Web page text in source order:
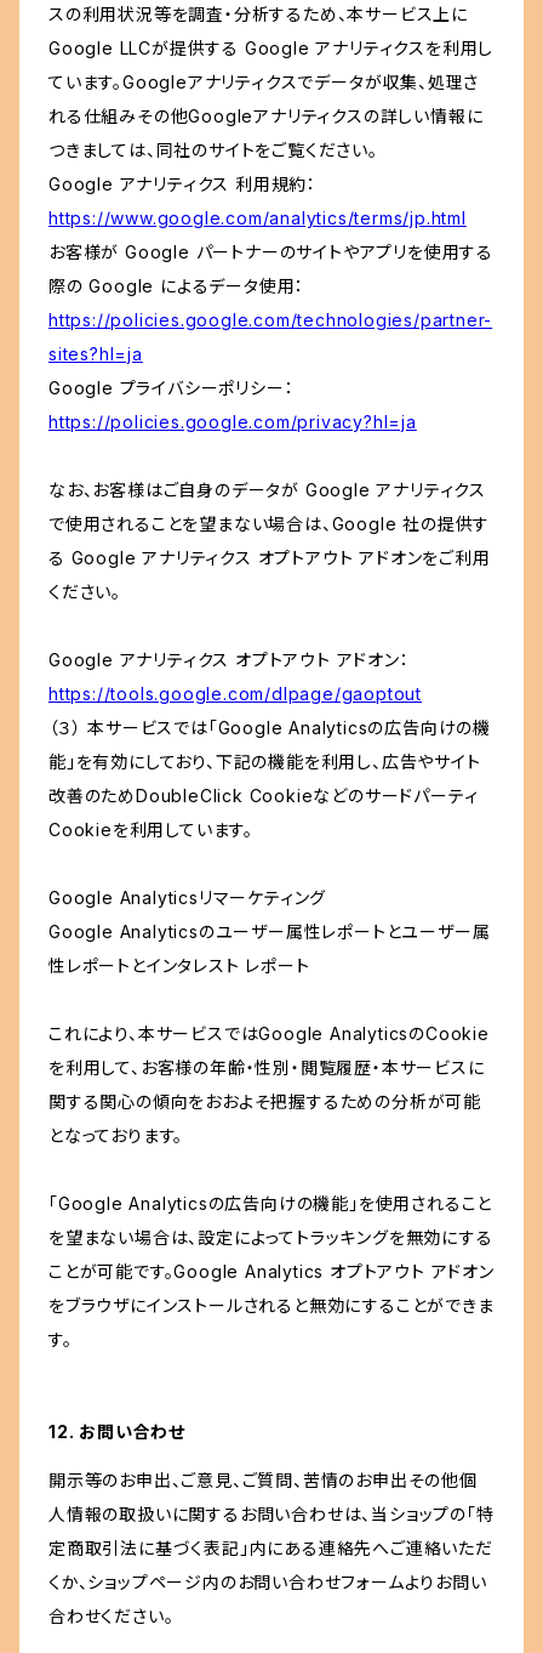
スの利用状況等を調査・分析するため、本サービス上に
Google LLCが提供する Google アナリティクスを利用し
ています。Googleアナリティクスでデータが収集、処理さ
れる仕組みその他Googleアナリティクスの詳しい情報に
つきましては、同社のサイトをご覧ください。
Google アナリティクス 利用規約：
https://www.google.com/analytics/terms/jp.html
お客様が Google パートナーのサイトやアプリを使用する
際の Google によるデータ使用：
https://policies.google.com/technologies/partner-
sites?hl=ja
Google プライバシーポリシー：
https://policies.google.com/privacy?hl=ja
なお、お客様はご自身のデータが Google アナリティクス
で使用されることを望まない場合は、Google 社の提供す
る Google アナリティクス オプトアウト アドオンをご利用
ください。
Google アナリティクス オプトアウト アドオン：
https://tools.google.com/dlpage/gaoptout
（３） 本サービスでは「Google Analyticsの広告向けの機
能」を有効にしており、下記の機能を利用し、広告やサイト
改善のためDoubleClick Cookieなどのサードパーティ
Cookieを利用しています。
Google Analyticsリマーケティング
Google Analyticsのユーザー属性レポートとユーザー属
性レポートとインタレスト レポート
これにより、本サービスではGoogle AnalyticsのCookie
を利用して、お客様の年齢・性別・閲覧履歴・本サービスに
関する関心の傾向をおおよそ把握するための分析が可能
となっております。
「Google Analyticsの広告向けの機能」を使用されること
を望まない場合は、設定によってトラッキングを無効にする
ことが可能です。Google Analytics オプトアウト アドオン
をブラウザにインストールされると無効にすることができま
す。
12. お問い合わせ
開示等のお申出、ご意見、ご質問、苦情のお申出その他個
人情報の取扱いに関するお問い合わせは、当ショップの「特
定商取引法に基づく表記」内にある連絡先へご連絡いただ
くか、ショップページ内のお問い合わせフォームよりお問い
合わせください。